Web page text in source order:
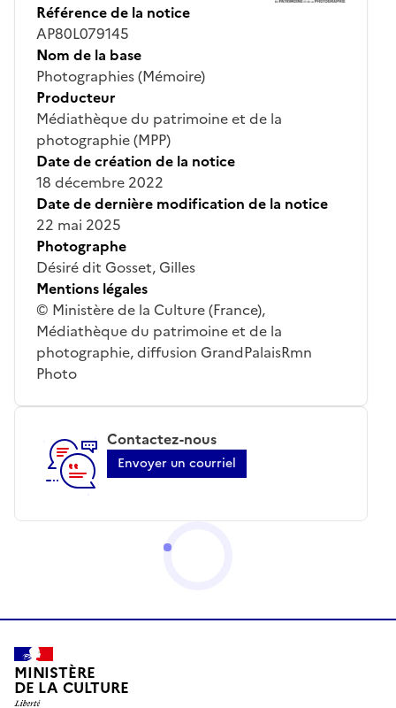
Référence de la notice
AP80L079145
Nom de la base
Photographies (Mémoire)
Producteur
Médiathèque du patrimoine et de la
photographie (MPP)
Date de création de la notice
18 décembre 2022
Date de dernière modification de la notice
22 mai 2025
Photographe
Désiré dit Gosset, Gilles
Mentions légales
© Ministère de la Culture (France),
Médiathèque du patrimoine et de la
photographie, diffusion GrandPalaisRmn
Photo
Contactez-nous
Envoyer un courriel
MINISTÈRE
DE LA CULTURE